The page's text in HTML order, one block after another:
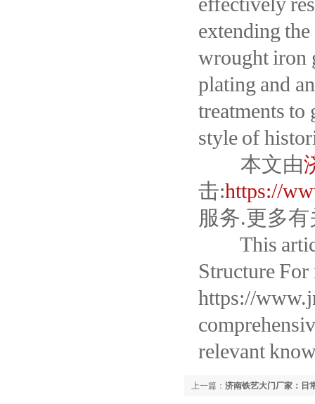
extending
wrought iron
plating and
treatments to
style of
本文由
击:https://
服务.更多
This article
Structure
https://
relevant
上一篇： 济南铁艺大门厂家：日